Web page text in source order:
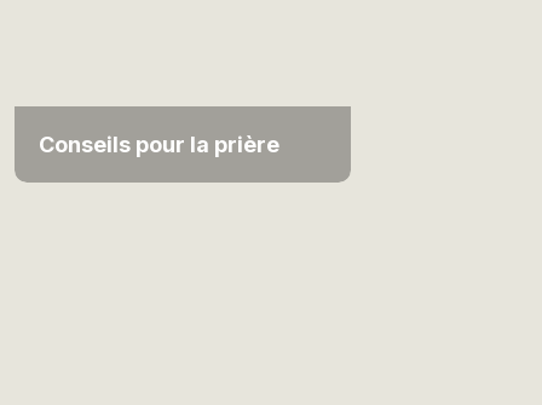
Conseils pour la prière